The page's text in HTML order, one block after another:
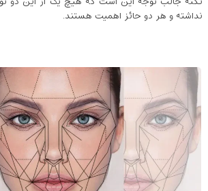
نداشته و هر دو حائز اهمیت هستند.